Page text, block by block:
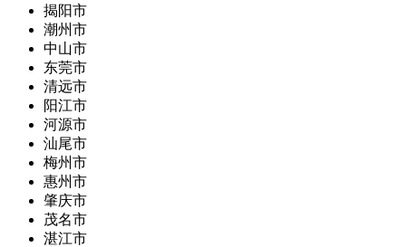
揭阳市
潮州市
中山市
东莞市
清远市
阳江市
河源市
汕尾市
梅州市
惠州市
肇庆市
茂名市
湛江市